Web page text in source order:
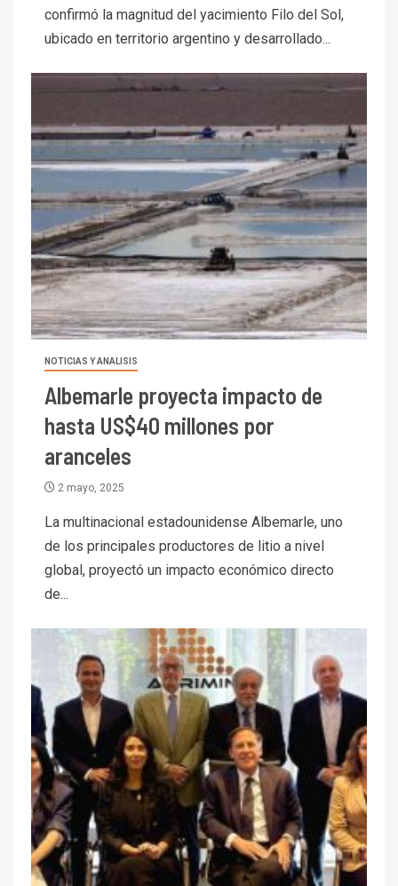
confirmó la magnitud del yacimiento Filo del Sol,
ubicado en territorio argentino y desarrollado...
NOTICIAS Y ANALISIS
Albemarle proyecta impacto de
hasta US$40 millones por
aranceles
2 mayo, 2025
La multinacional estadounidense Albemarle, uno
de los principales productores de litio a nivel
global, proyectó un impacto económico directo
de...